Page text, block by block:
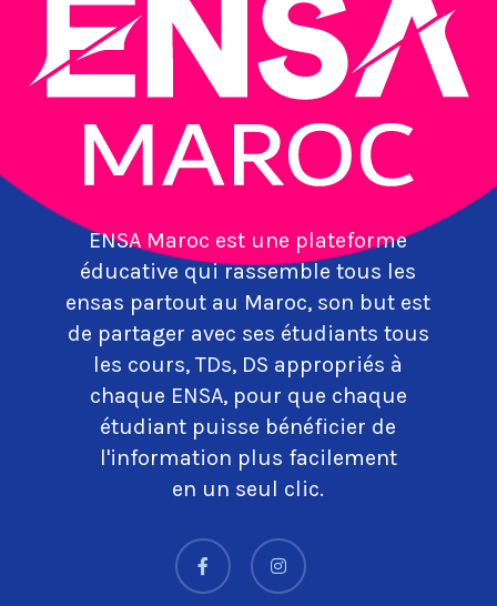
ENSA Maroc est une plateforme
éducative qui rassemble tous les
ensas partout au Maroc, son but est
de partager avec ses étudiants tous
les cours, TDs, DS appropriés à
chaque ENSA, pour que chaque
étudiant puisse bénéficier de
l'information plus facilement
en un seul clic.